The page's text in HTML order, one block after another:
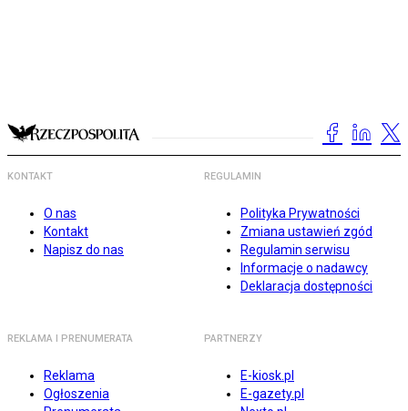
KONTAKT
O nas
Kontakt
Napisz do nas
REGULAMIN
Polityka Prywatności
Zmiana ustawień zgód
Regulamin serwisu
Informacje o nadawcy
Deklaracja dostępności
REKLAMA I PRENUMERATA
Reklama
Ogłoszenia
PARTNERZY
E-kiosk.pl
E-gazety.pl